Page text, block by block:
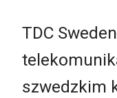
TDC
szwedzkim